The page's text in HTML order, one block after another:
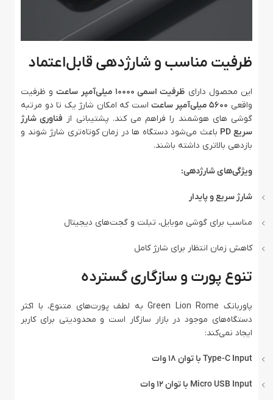
ظرفیت مناسب و شارژدهی قابل‌اعتماد
این محصول دارای ظرفیت اسمی 10000 میلی‌آمپر ساعت
و ظرفیت
واقعی 5600 میلی‌آمپر ساعت
است که امکان شارژ یک تا دو مرتبه
گوشی‌ های هوشمند را فراهم می‌ کند. پشتیبانی از فناوری شارژ
سریع PD
باعث می‌شود دستگاه‌ ها در زمان کوتاه‌تری شارژ شوند و
بازدهی بالاتری داشته باشند.
ویژگی‌های شارژدهی:
شارژ سریع و پایدار
مناسب برای گوشی موبایل، تبلت و گجت‌های دیجیتال
کاهش زمان انتظار برای شارژ کامل
تنوع پورت و سازگاری گسترده
پاوربانک Green Lion Rome به لطف پورت‌های متنوع، با اکثر
دستگاه‌های موجود در بازار سازگار است و محدودیتی برای کاربر
ایجاد نمی‌کند:
Type-C Input با توان 18 وات
Micro USB Input با توان 12 وات